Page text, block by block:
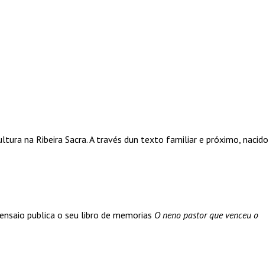
na Ribeira Sacra. A través dun texto familiar e próximo, nacido
publica o seu libro de memorias O neno pastor que venceu o